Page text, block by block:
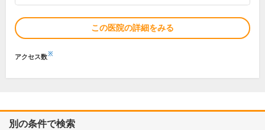
この医院の詳細をみる
アクセス数※
別の条件で検索